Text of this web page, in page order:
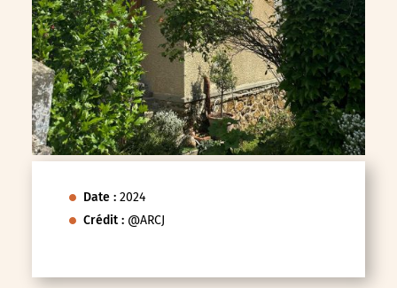
Date : 2024
Crédit : @ARCJ